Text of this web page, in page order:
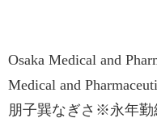
Osaka Medical and
Medical and
朋子巽なぎさ※永年勤